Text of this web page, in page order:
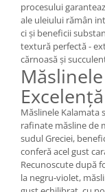
procesului
ale uleiului rămân
ci și beneficii
textură perfectă -
cărnoasă și
Măslinele Kalamata
rafinate măsline de
sudul Greciei,
conferă acel gust
Recunoscute după
la negru-violet,